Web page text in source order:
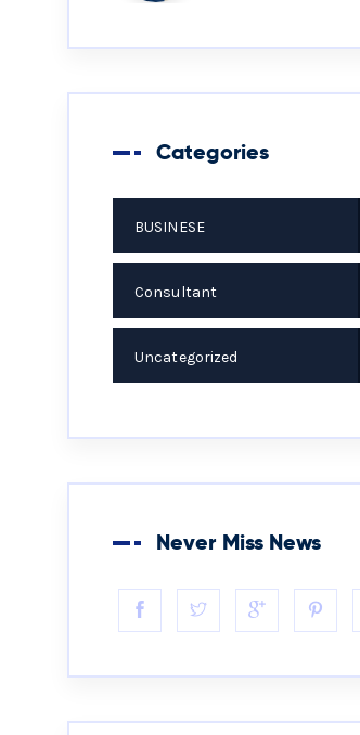
Categories
BUSINESE
Consultant
Uncategorized
Never Miss News